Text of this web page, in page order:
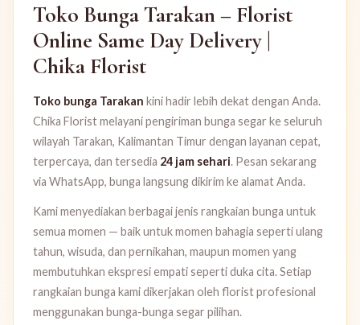
Toko Bunga Tarakan – Florist
Online Same Day Delivery |
Chika Florist
Toko bunga Tarakan kini hadir lebih dekat dengan Anda.
Chika Florist melayani pengiriman bunga segar ke seluruh
wilayah Tarakan, Kalimantan Timur dengan layanan cepat,
terpercaya, dan tersedia 24 jam sehari. Pesan sekarang
via WhatsApp, bunga langsung dikirim ke alamat Anda.
Kami menyediakan berbagai jenis rangkaian bunga untuk
semua momen — baik untuk momen bahagia seperti ulang
tahun, wisuda, dan pernikahan, maupun momen yang
membutuhkan ekspresi empati seperti duka cita. Setiap
rangkaian bunga kami dikerjakan oleh florist profesional
menggunakan bunga-bunga segar pilihan.